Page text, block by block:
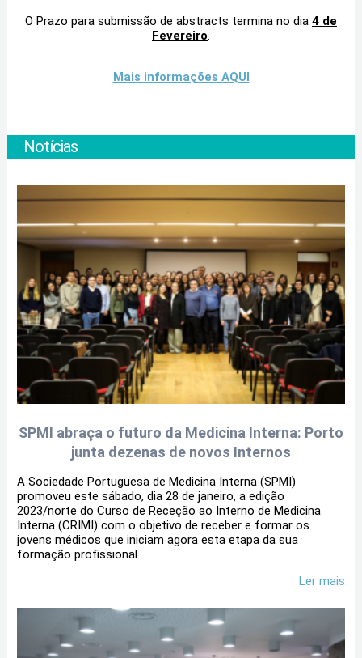
O Prazo para submissão de abstracts termina no dia 4 de
Fevereiro.
Mais informações AQUI
Notícias
SPMI abraça o futuro da Medicina Interna: Porto
junta dezenas de novos Internos
A Sociedade Portuguesa de Medicina Interna (SPMI)
promoveu este sábado, dia 28 de janeiro, a edição
2023/norte do Curso de Receção ao Interno de Medicina
Interna (CRIMI) com o objetivo de receber e formar os
jovens médicos que iniciam agora esta etapa da sua
formação profissional.
Ler mais